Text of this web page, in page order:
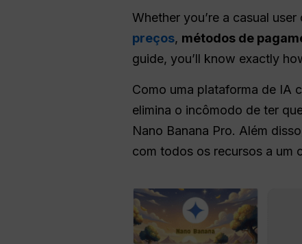
Whether you’re a casual
preços, métodos de
guide, you’ll know exactly
Como uma plataforma de IA
elimina o incômodo de ter
Nano Banana Pro. Além
com todos os recursos a um